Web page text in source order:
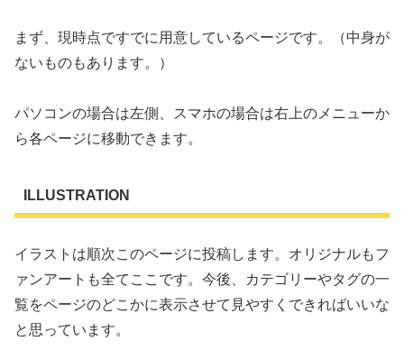
まず、現時点ですでに用意しているページです。（中身が
ないものもあります。）
パソコンの場合は左側、スマホの場合は右上のメニューか
ら各ページに移動できます。
ILLUSTRATION
イラストは順次このページに投稿します。オリジナルもフ
ァンアートも全てここです。今後、カテゴリーやタグの一
覧をページのどこかに表示させて見やすくできればいいな
と思っています。